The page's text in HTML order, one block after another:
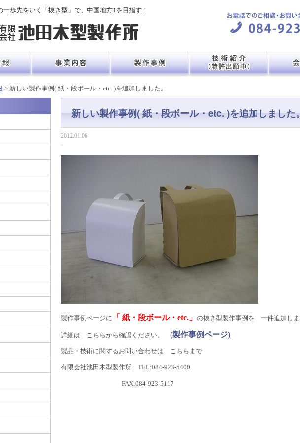
一歩先をいく「抜き型」で、中国地方1を目指す！
> 新しい製作事例( 紙・段ボール・etc. )を追加しました。
新しい製作事例( 紙・段ボール・etc. )を追加しました
2012.01.06
製作事例ページに 「 紙・段ボール・etc.」 の抜き型製作事例を 一件追加し
詳細は こちらから確認ください。 (製作事例ページ)
製品・技術に関するお問い合わせは こちらまで
有限会社池田木型製作所 TEL:084-923-5400
FAX:084-923-5117